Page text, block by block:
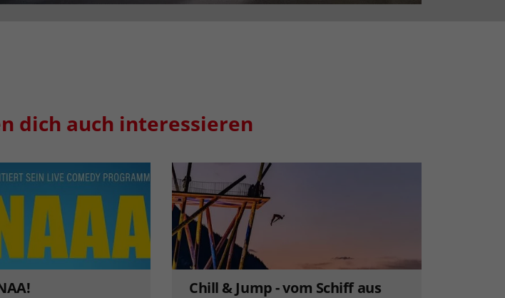
dich auch interessieren
Chill & Jump - vom Schiff aus